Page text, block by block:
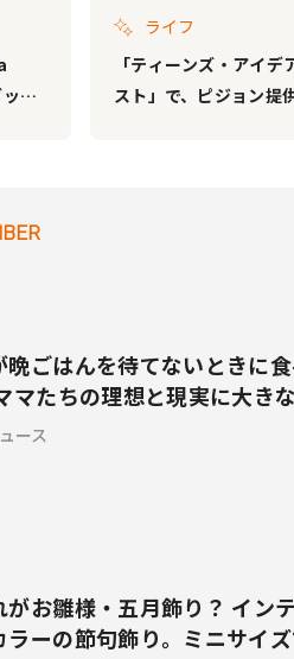
ズ
ライフ
「ティーンズ・アイデ
スト」で、ピジョン提
晩ごはんを待てないときに
マたちの理想と現実に大き
ース
がお雛様・五月飾り？ イン
ラーの節句飾り。ミニサイ